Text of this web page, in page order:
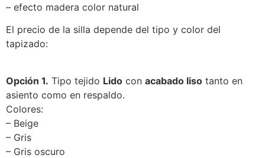
– efecto madera color natural
El precio de la silla depende del tipo y color del
tapizado:
Opción 1. Tipo tejido Lido con acabado liso tanto en
asiento como en respaldo.
Colores:
– Beige
– Gris
– Gris oscuro